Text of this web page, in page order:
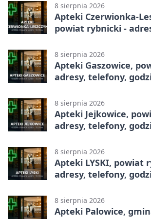
8 sierpnia 2026
Apteki Czerwionka-
powiat rybnicki -
8 sierpnia 2026
Apteki Gaszowice,
adresy, telefony,
8 sierpnia 2026
Apteki Jejkowice,
adresy, telefony,
8 sierpnia 2026
Apteki LYSKI, powiat
adresy, telefony,
8 sierpnia 2026
Apteki Palowice,